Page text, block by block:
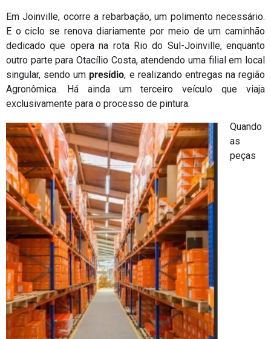
Em Joinville, ocorre a rebarbação, um polimento necessário.
E o ciclo se renova diariamente por meio de um caminhão
dedicado que opera na rota Rio do Sul-Joinville, enquanto
outro parte para Otacílio Costa, atendendo uma filial em local
singular, sendo umpresídio, e realizando entregas na região
Agronômica. Há ainda um terceiro veículo que viaja
exclusivamente para o processo de pintura.
Quando
as
peças